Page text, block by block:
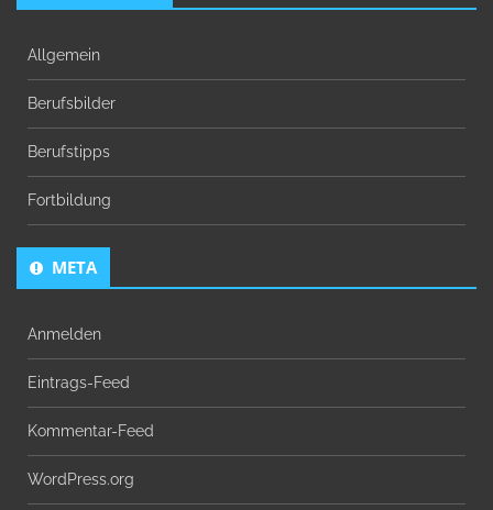
Allgemein
Berufsbilder
Berufstipps
Fortbildung
META
Anmelden
Eintrags-Feed
Kommentar-Feed
WordPress.org